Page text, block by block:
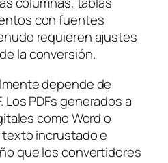
con fuentes
requieren ajustes
la conversión.
depende de
Los PDFs generados a
como Word o
incrustado e
que los convertidores